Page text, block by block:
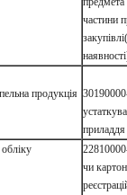
частини
продукція
приладдя
чи